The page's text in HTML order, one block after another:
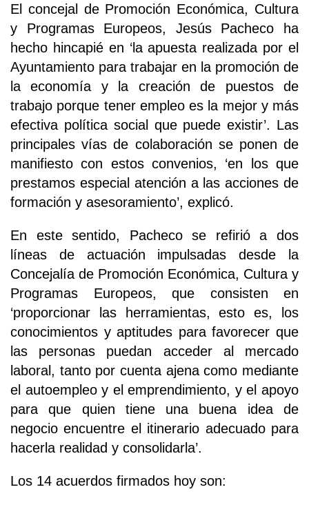
El concejal de Promoción Económica, Cultura
y Programas Europeos, Jesús Pacheco ha
hecho hincapié en ‘la apuesta realizada por el
Ayuntamiento para trabajar en la promoción de
la economía y la creación de puestos de
trabajo porque tener empleo es la mejor y más
efectiva política social que puede existir’. Las
principales vías de colaboración se ponen de
manifiesto con estos convenios, ‘en los que
prestamos especial atención a las acciones de
formación y asesoramiento’, explicó.
En este sentido, Pacheco se refirió a dos
líneas de actuación impulsadas desde la
Concejalía de Promoción Económica, Cultura y
Programas Europeos, que consisten en
‘proporcionar las herramientas, esto es, los
conocimientos y aptitudes para favorecer que
las personas puedan acceder al mercado
laboral, tanto por cuenta ajena como mediante
el autoempleo y el emprendimiento, y el apoyo
para que quien tiene una buena idea de
negocio encuentre el itinerario adecuado para
hacerla realidad y consolidarla’.
Los 14 acuerdos firmados hoy son: